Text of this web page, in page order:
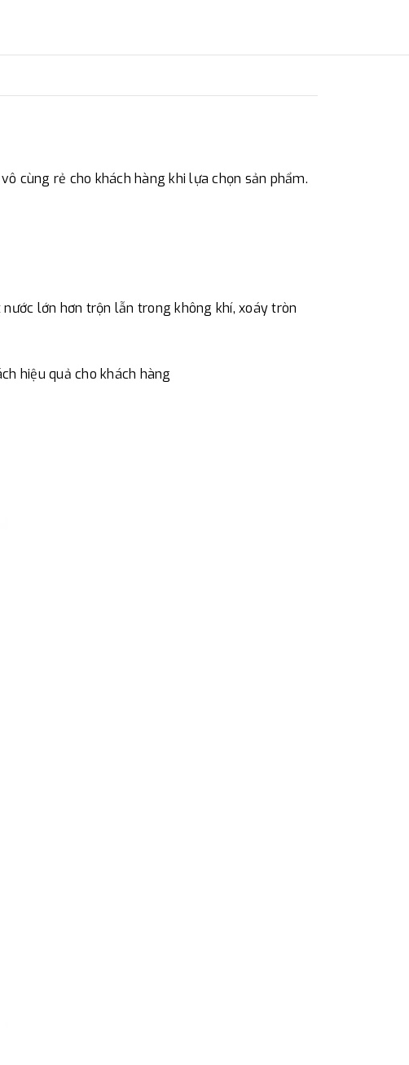
Địa chỉ : 23 phố Cát Linh, phường Cát Linh,
khác với địa điểm thanh toán hoặc với những
thành Hà Nội. Chúng tôi sẽ thu tiền trước 100% giá
cùng rẻ cho khách hàng khi lựa chọn sản phẩm.
lớn hơn trộn lẫn trong không khí, xoáy tròn
hiệu quả cho khách hàng